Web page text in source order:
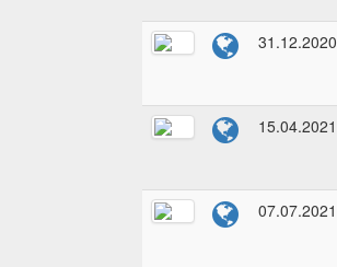
31.12.2020
15.04.2021
07.07.2021